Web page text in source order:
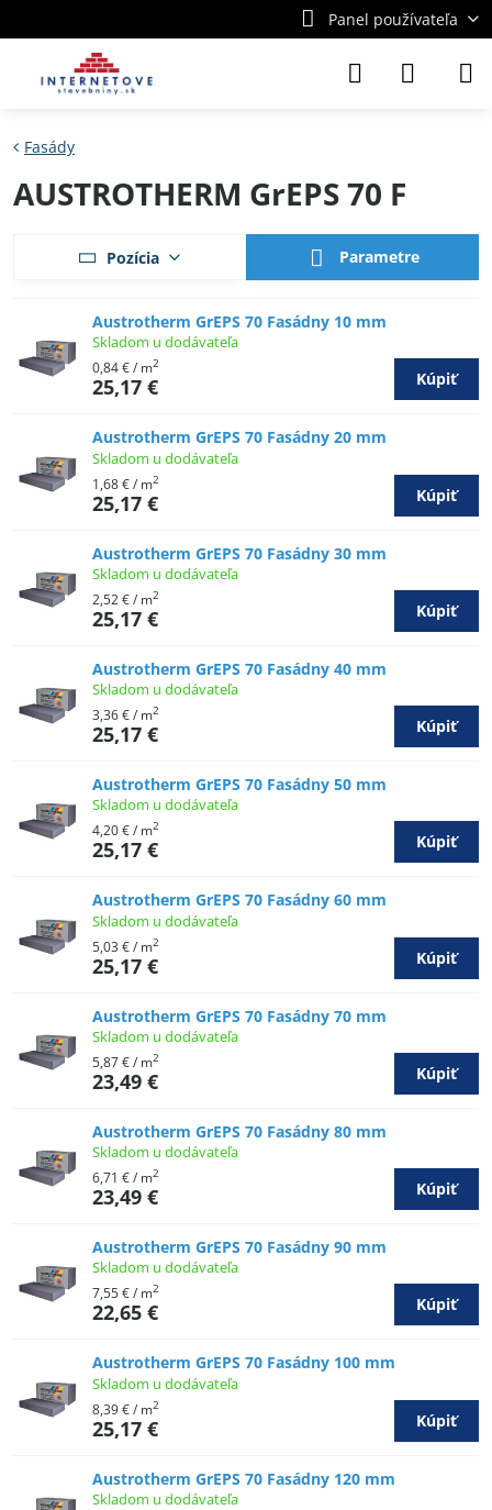
Panel používateľa
Fasády
AUSTROTHERM GrEPS 70 F
Pozícia Parametre
Austrotherm GrEPS 70 Fasádny 10 mm
Skladom u dodávateľa
25,17 €
0,84 €/ m2
Kúpiť
Austrotherm GrEPS 70 Fasádny 20 mm
Skladom u dodávateľa
25,17 €
1,68 €/ m2
Kúpiť
Austrotherm GrEPS 70 Fasádny 30 mm
Skladom u dodávateľa
25,17 €
2,52 €/ m2
Kúpiť
Austrotherm GrEPS 70 Fasádny 40 mm
Skladom u dodávateľa
25,17 €
3,36 €/ m2
Kúpiť
Austrotherm GrEPS 70 Fasádny 50 mm
Skladom u dodávateľa
25,17 €
4,20 €/ m2
Kúpiť
Austrotherm GrEPS 70 Fasádny 60 mm
Skladom u dodávateľa
25,17 €
5,03 €/ m2
Kúpiť
Austrotherm GrEPS 70 Fasádny 70 mm
Skladom u dodávateľa
23,49 €
5,87 €/ m2
Kúpiť
Austrotherm GrEPS 70 Fasádny 80 mm
Skladom u dodávateľa
23,49 €
6,71 €/ m2
Kúpiť
Austrotherm GrEPS 70 Fasádny 90 mm
Skladom u dodávateľa
22,65 €
7,55 €/ m2
Kúpiť
Austrotherm GrEPS 70 Fasádny 100 mm
Skladom u dodávateľa
25,17 €
8,39 €/ m2
Kúpiť
Austrotherm GrEPS 70 Fasádny 120 mm
Skladom u dodávateľa